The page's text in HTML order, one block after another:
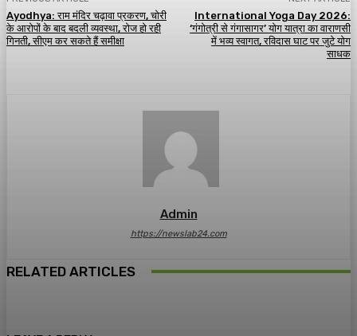
Ayodhya: राम मंदिर चढ़ावा प्रकरण, चोरी
के आरोपों के बाद बदली व्यवस्था, रोज हो रही
गिनती, सीएम कर सकते हैं समीक्षा
International Yoga Day 2026:
‘गंगोत्री से गंगासागर’ योग यात्रा का वाराणसी
में भव्य स्वागत, रविदास घाट पर जुटे योग
साधक
Admin
https://newslab24.com
RELATED ARTICLES